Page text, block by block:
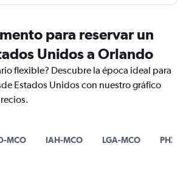
para reservar un
Unidos a Orlando
flexible? Descubre la época ideal para
Estados Unidos con nuestro gráfico
MCO IAH-MCO LGA-MCO PHX-